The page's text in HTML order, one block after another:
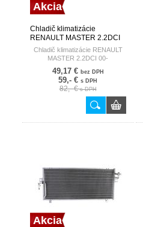
Akcia
Chladič klimatizácie
RENAULT MASTER 2.2DCI
00- HART
Chladič klimatizácie RENAULT
MASTER 2.2DCI 00-
49,17 € bez DPH
59,- € s DPH
82,- €s DPH
Akcia